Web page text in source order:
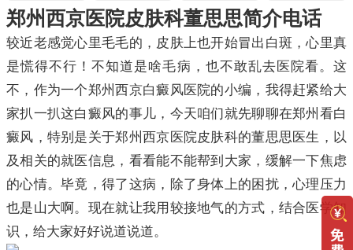
郑州西京医院皮肤科董思思简介电话
较近老感觉心里毛毛的，皮肤上也开始冒出白斑，心里真
是慌得不行！不知道是啥毛病，也不敢乱去医院看。这
不，作为一个郑州西京白癜风医院的小编，我得赶紧给大
家扒一扒这白癜风的事儿，今天咱们就先聊聊在郑州看白
癜风，特别是关于郑州西京医院皮肤科的董思思医生，以
及相关的就医信息，看看能不能帮到大家，缓解一下焦虑
的心情。毕竟，得了这病，除了身体上的困扰，心理压力
也是山大啊。现在就让我用较接地气的方式，结合医学知
识，给大家好好说道说道。